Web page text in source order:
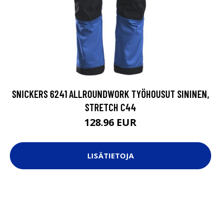
SNICKERS 6241 ALLROUNDWORK TYÖHOUSUT SININEN,
STRETCH C44
128.96 EUR
LISÄTIETOJA